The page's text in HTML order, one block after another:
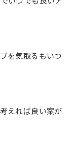
を気取るもいつ
えれば良い案が